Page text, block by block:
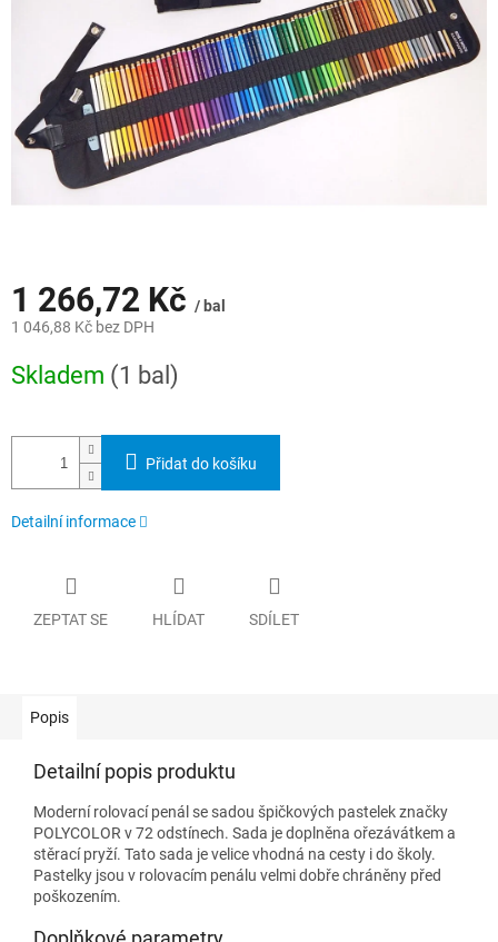
1 266,72 Kč / bal
1 046,88 Kč bez DPH
cena:
Skladem (1 bal)
Přidat do košíku
Detailní informace
ZEPTAT SE HLÍDAT SDÍLET
Popis
Detailní popis produktu
Moderní rolovací penál se sadou špičkových pastelek značky
POLYCOLOR v 72 odstínech. Sada je doplněna ořezávátkem a
stěrací pryží. Tato sada je velice vhodná na cesty i do školy.
Pastelky jsou v rolovacím penálu velmi dobře chráněny před
poškozením.